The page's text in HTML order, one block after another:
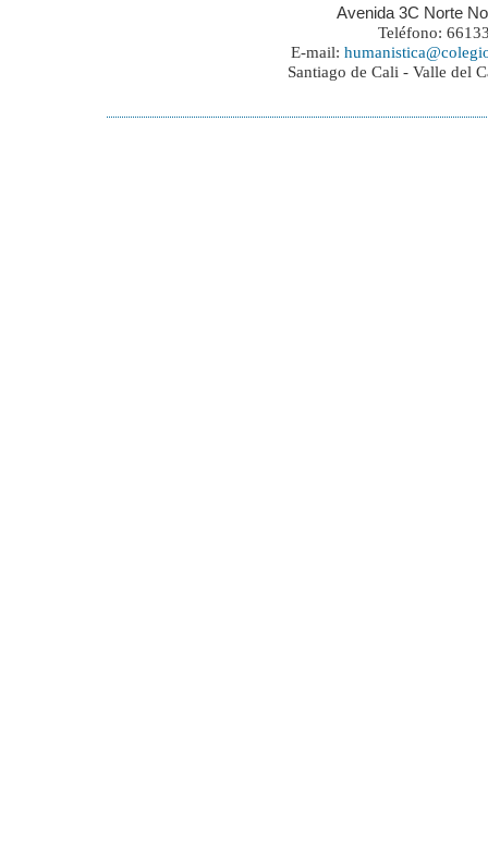
Avenida 3C Norte
Teléfono:
E-mail:
Santiago de Cali - Valle del